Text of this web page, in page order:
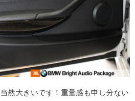
然大きいです！重量感も申し分ない